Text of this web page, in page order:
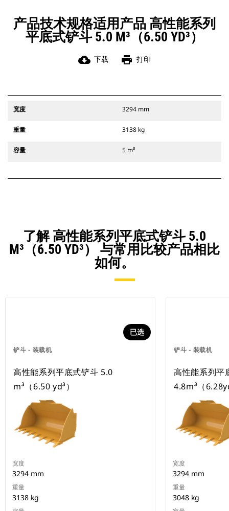
产品技术规格适用产品 高性能系列
平底式铲斗 5.0 M³（6.50 YD³）
cloud_download 下载 print 打印
宽度 3294 mm
重量 3138 kg
容量 5 m³
了解 高性能系列平底式铲斗 5.0
M³（6.50 YD³） 与常用比较产品相比
如何。
铲斗 - 装载机
已选
高性能系列平底式铲斗 5.0
m³（6.50 yd³）
宽度
3294 mm
重量
3138 kg
铲斗 - 装载机
高性能系列平
4.8m³（
宽度
3294 mm
重量
3048 kg